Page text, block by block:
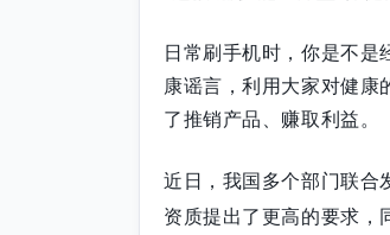
日常刷手机时，你是不
康谣言，利用大家对健康
了推销产品、赚取利益。
近日，我国多个部门联合
资质提出了更高的要求，